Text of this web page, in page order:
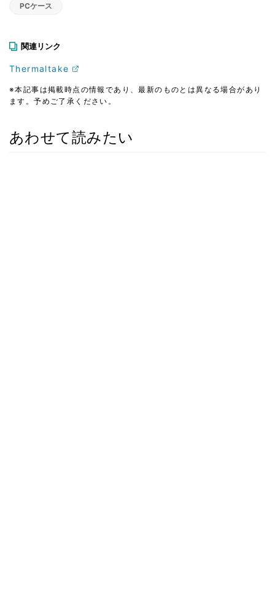
PCケース
関連リンク
Thermaltake
※本記事は掲載時点の情報であり、最新のものとは異なる場合があり
ます。予めご了承ください。
あわせて読みたい